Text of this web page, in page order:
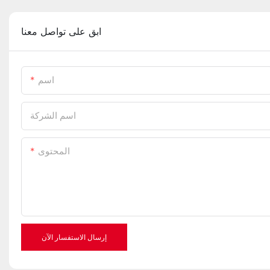
ابق على تواصل معنا
اسم
اسم الشركة
المحتوى
إرسال الاستفسار الآن